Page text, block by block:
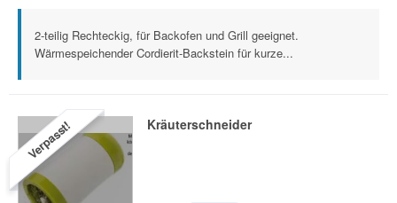
2-teilig Rechteckig, für Backofen und Grill geeignet.
Wärmespeichender Cordierit-Backstein für kurze...
Verpasst! Kräuterschneider